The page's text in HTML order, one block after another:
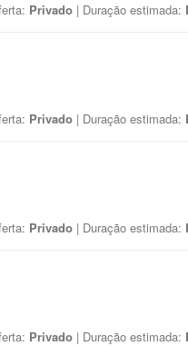
Privado | Duração estimada:
Privado | Duração estimada:
Privado | Duração estimada:
Privado | Duração estimada: